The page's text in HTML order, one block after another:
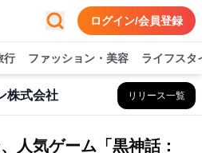
ログイン/会員登録
行 ファッション・美容 ライフスタ
株式会社 リリース一覧
人気ゲーム「黒神話：